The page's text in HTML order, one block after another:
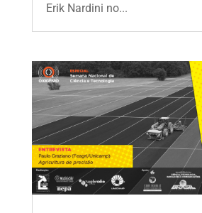
Erik Nardini no...